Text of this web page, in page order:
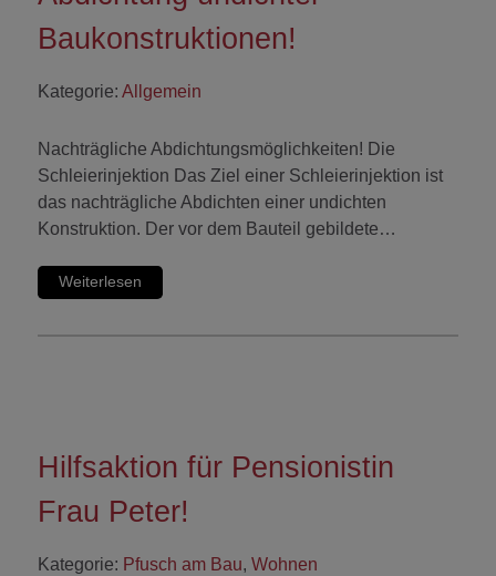
Baukonstruktionen!
Kategorie: Allgemein
Nachträgliche Abdichtungsmöglichkeiten! Die
Schleierinjektion Das Ziel einer Schleierinjektion ist
das nachträgliche Abdichten einer undichten
Konstruktion. Der vor dem Bauteil gebildete…
Weiterlesen
Hilfsaktion für Pensionistin
Frau Peter!
Kategorie: Pfusch am Bau, Wohnen